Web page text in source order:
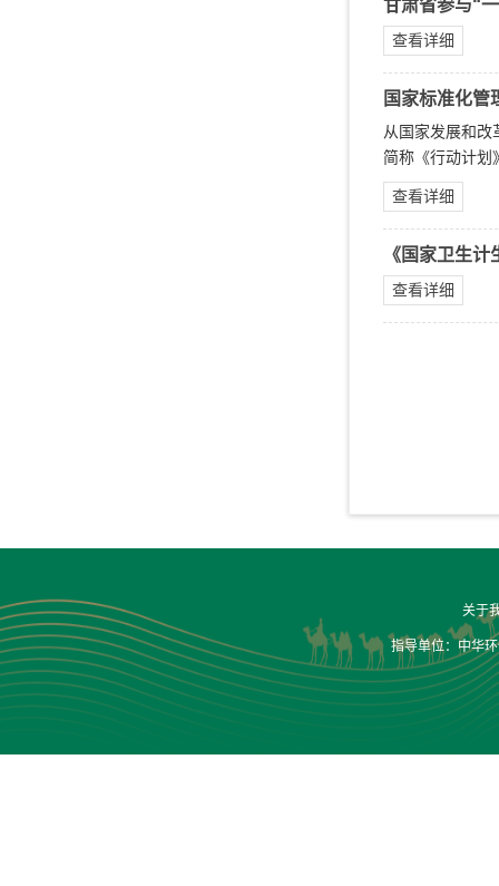
甘肃省参与“
查看详细
国家标准化管
从国家发展和改
简称《行动计划
查看详细
《国家卫生
查看详细
关于
指导单位：中华